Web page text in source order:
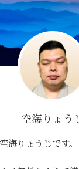
空海りょう
海りょうじです。